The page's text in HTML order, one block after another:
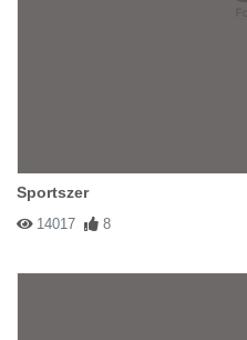
Sportszer
14017 8